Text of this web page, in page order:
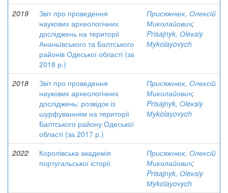
2019
Звіт про проведення
наукових археологічних
досліджень на території
Ананьївського та Балтського
районів Одеської області (за
2018 р.)
Присяжнюк, Олексій
Миколайович;
Prisajnyk, Оleкsiy
Мykolayovych
2018
Звіт про проведення
наукових археологічних
досліджень: розвідок із
шурфуванням на території
Балтського району Одеської
області (за 2017 р.)
Присяжнюк, Олексій
Миколайович;
Prisajnyk, Оleкsiy
Мykolayovych
2022
Королівська академія
португальської історії
Присяжнюк, Олексій
Миколайович;
Prisajnyk, Оleкsiy
Мykolayovych